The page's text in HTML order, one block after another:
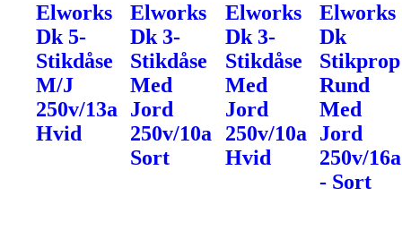
Elworks
Dk 5-
Stikdåse
M/J
250v/13a
Hvid
Elworks
Dk 3-
Stikdåse
Med
Jord
250v/10a
Sort
Elworks
Dk 3-
Stikdåse
Med
Jord
250v/10a
Hvid
Elworks
Dk
Stikprop
Rund
Med
Jord
250v/16a
- Sort